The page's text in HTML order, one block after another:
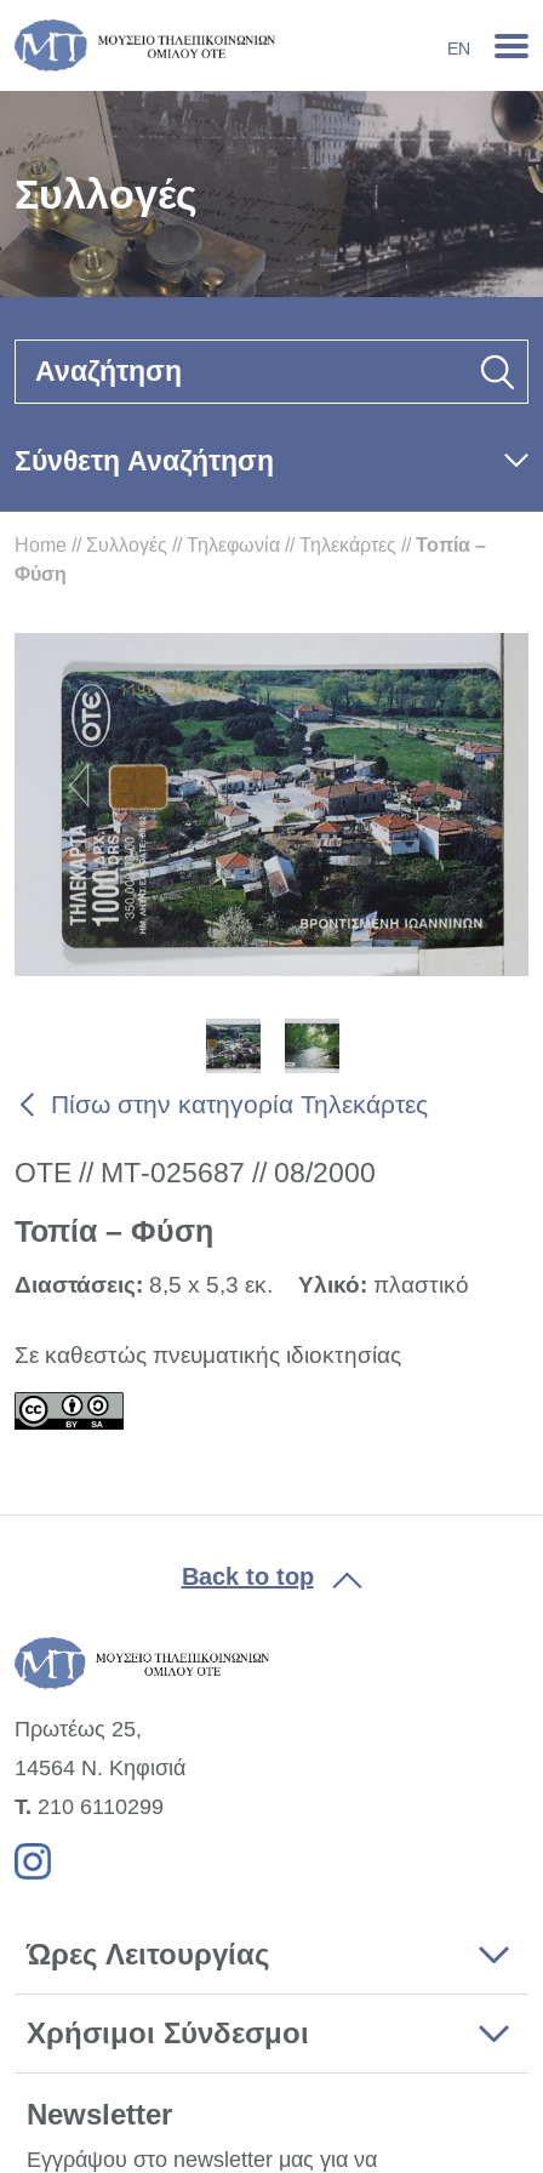
EN
Συλλογές
Αναζήτηση
Σύνθετη Αναζήτηση
Home // Συλλογές //Τηλεφωνία //Τηλεκάρτες //Τοπία –
Φύση
Πίσω στην κατηγορία Τηλεκάρτες
ΟΤΕ // ΜΤ-025687 // 08/2000
Τοπία – Φύση
Διαστάσεις: 8,5 x 5,3 εκ. Υλικό: πλαστικό
Σε καθεστώς πνευματικής ιδιοκτησίας
Back to top
Πρωτέως 25,
14564 Ν. Κηφισιά
Τ. 210 6110299
Ώρες Λειτουργίας
Χρήσιμοι Σύνδεσμοι
Newsletter
Εγγράψου στο newsletter μας για να